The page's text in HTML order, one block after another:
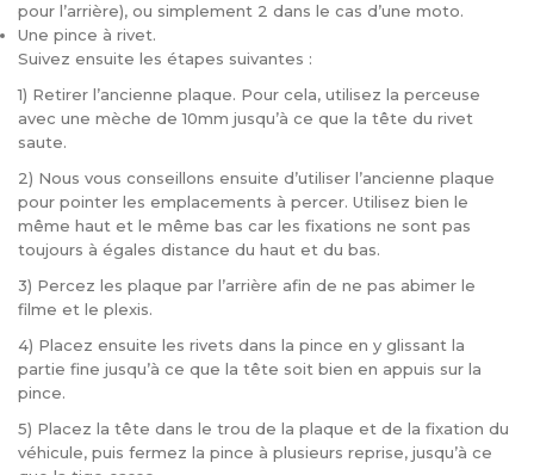
pour l’arrière), ou simplement 2 dans le cas d’une moto.
Une pince à rivet.
Suivez ensuite les étapes suivantes :
1) Retirer l’ancienne plaque. Pour cela, utilisez la perceuse
avec une mèche de 10mm jusqu’à ce que la tête du rivet
saute.
2) Nous vous conseillons ensuite d’utiliser l’ancienne plaque
pour pointer les emplacements à percer. Utilisez bien le
même haut et le même bas car les fixations ne sont pas
toujours à égales distance du haut et du bas.
3) Percez les plaque par l’arrière afin de ne pas abimer le
filme et le plexis.
4) Placez ensuite les rivets dans la pince en y glissant la
partie fine jusqu’à ce que la tête soit bien en appuis sur la
pince.
5) Placez la tête dans le trou de la plaque et de la fixation du
véhicule, puis fermez la pince à plusieurs reprise, jusqu’à ce